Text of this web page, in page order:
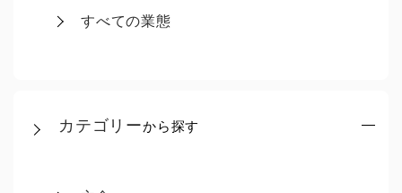
すべての業態
カテゴリーから探す